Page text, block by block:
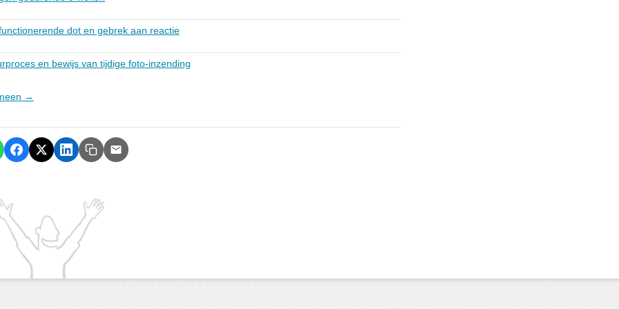
dot en gebrek aan reactie
en bewijs van tijdige foto-inzending
→